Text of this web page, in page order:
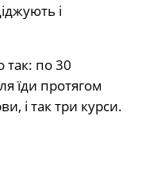
і
так: по 30
їди протягом
і так три курси.